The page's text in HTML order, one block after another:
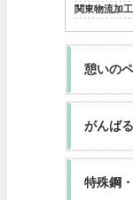
関東物流加
憩いの
がんば
特殊鋼